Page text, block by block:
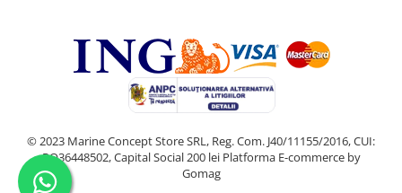
© 2023 Marine Concept Store SRL, Reg. Com. J40/11155/2016, CUI:
RO36448502, Capital Social 200 lei Platforma E-commerce by
Gomag